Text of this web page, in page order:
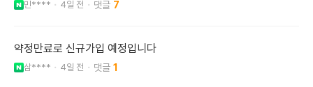
민**** 4일 전 7
약정만료로 신규가입 예정입니다
삼**** 4일 전 1